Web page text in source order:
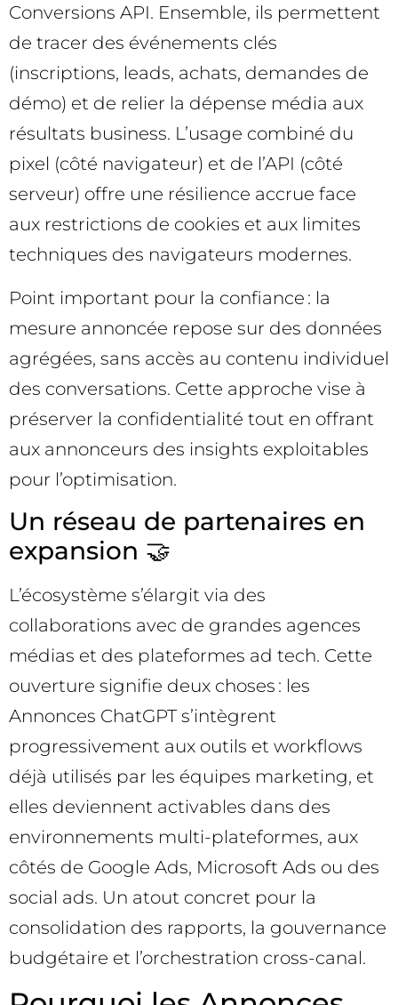
Conversions API. Ensemble, ils permettent
de tracer des événements clés
(inscriptions, leads, achats, demandes de
démo) et de relier la dépense média aux
résultats business. L’usage combiné du
pixel (côté navigateur) et de l’API (côté
serveur) offre une résilience accrue face
aux restrictions de cookies et aux limites
techniques des navigateurs modernes.
Point important pour la confiance : la
mesure annoncée repose sur des données
agrégées, sans accès au contenu individuel
des conversations. Cette approche vise à
préserver la confidentialité tout en offrant
aux annonceurs des insights exploitables
pour l’optimisation.
Un réseau de partenaires en
expansion 🤝
L’écosystème s’élargit via des
collaborations avec de grandes agences
médias et des plateformes ad tech. Cette
ouverture signifie deux choses : les
Annonces ChatGPT s’intègrent
progressivement aux outils et workflows
déjà utilisés par les équipes marketing, et
elles deviennent activables dans des
environnements multi-plateformes, aux
côtés de Google Ads, Microsoft Ads ou des
social ads. Un atout concret pour la
consolidation des rapports, la gouvernance
budgétaire et l’orchestration cross-canal.